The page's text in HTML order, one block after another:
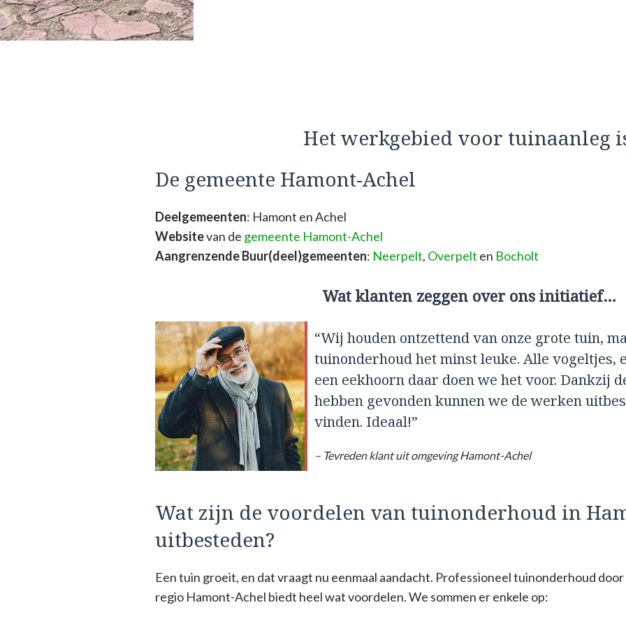
Het werkgebied voor tuinaanleg
De gemeente Hamont-Achel
Deelgemeenten: Hamont en Achel
Websitevan de gemeente Hamont-Achel
Aangrenzende Buur(deel)gemeenten: Neerpelt, Overpelt en Bocholt
Wat klanten zeggen over ons initiatief…
“Wij houden ontzettend van onze grote tuin,
tuinonderhoud het minst leuke. Alle vogeltjes,
een eekhoorn daar doen we het voor. Dankzij
hebben gevonden kunnen we de werken
vinden. Ideaal!”
– Tevreden klant uit omgeving Hamont-Achel
Wat zijn de voordelen van tuinonderhoud in
uitbesteden?
Een tuin groeit, en dat vraagt nu eenmaal aandacht. Professioneel tuinonderhoud
regio Hamont-Achel biedt heel wat voordelen. We sommen er enkele op: